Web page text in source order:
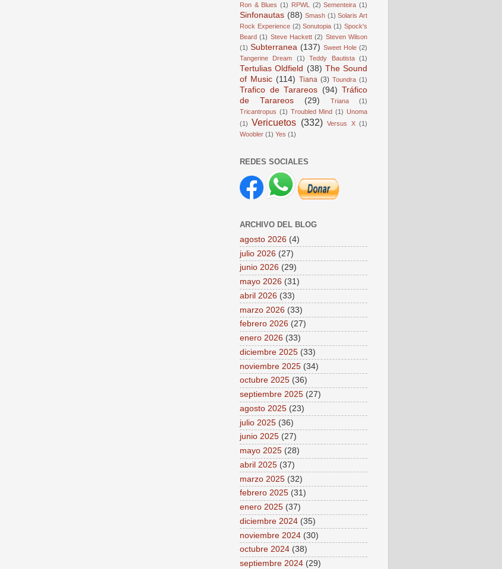
Ron & Blues (1) RPWL (2) Sementeira (1)
Sinfonautas (88) Smash (1) Solaris Art
Rock Experience (2) Sonutopia (1) Spock's
Beard (1) Steve Hackett (2) Steven Wilson
(1) Subterranea (137) Sweet Hole (2)
Tangerine Dream
(1) Teddy Bautista (1)
Tertulias Oldfield (38) The Sound
of Music (114) Tiana (3) Toundra (1)
Trafico de Tarareos (94) Tráfico
de Tarareos
(29) Triana
(1)
Tricantropus (1) Troubled Mind (1) Unoma
(1)
Vericuetos (332) Versus X (1)
Woobler (1) Yes (1)
REDES SOCIALES
ARCHIVO DEL BLOG
agosto 2026 (4)
julio 2026 (27)
junio 2026 (29)
mayo 2026 (31)
abril 2026 (33)
marzo 2026 (33)
febrero 2026 (27)
enero 2026 (33)
diciembre 2025 (33)
noviembre 2025 (34)
octubre 2025 (36)
septiembre 2025 (27)
agosto 2025 (23)
julio 2025 (36)
junio 2025 (27)
mayo 2025 (28)
abril 2025 (37)
marzo 2025 (32)
febrero 2025 (31)
enero 2025 (37)
diciembre 2024 (35)
noviembre 2024 (30)
octubre 2024 (38)
septiembre 2024 (29)